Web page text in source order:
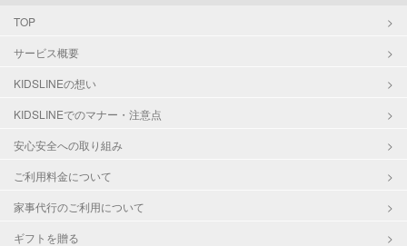
TOP
サービス概要
KIDSLINEの想い
KIDSLINEでのマナー・注意点
安心安全への取り組み
ご利用料金について
家事代行のご利用について
ギフトを贈る